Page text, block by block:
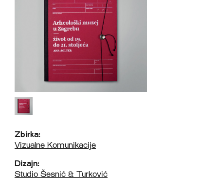
Zbirka:
Vizualne Komunikacije
Dizajn:
Studio Šesnić & Turković